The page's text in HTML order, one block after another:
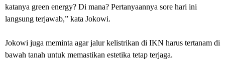
katanya green energy? Di mana? Pertanyaannya sore hari ini
langsung terjawab,” kata Jokowi.
Jokowi juga meminta agar jalur kelistrikan di IKN harus tertanam di
bawah tanah untuk memastikan estetika tetap terjaga.